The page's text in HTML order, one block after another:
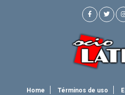
Home Términos de uso